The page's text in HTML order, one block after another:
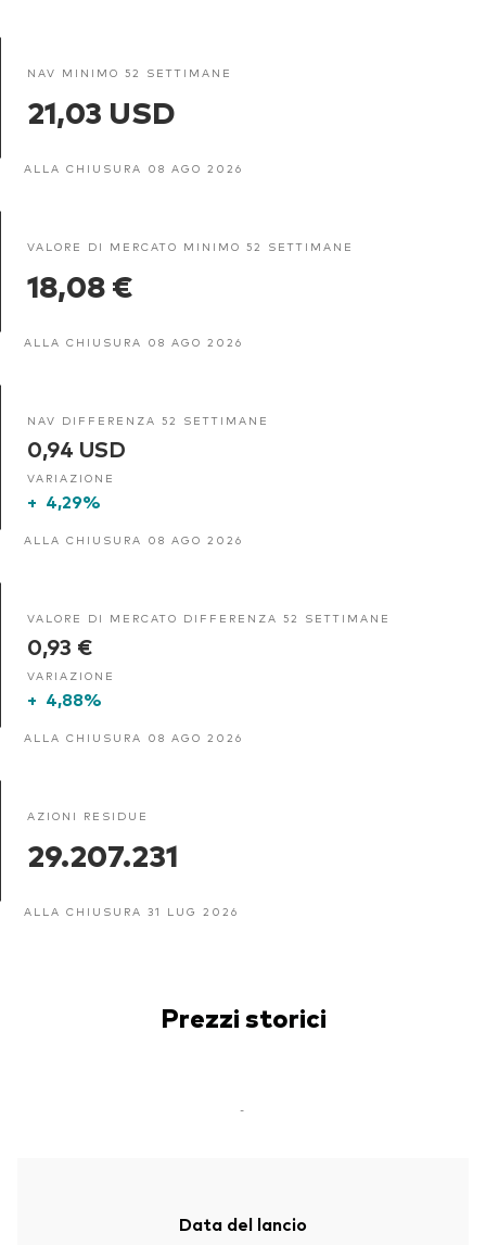
NAV MINIMO 52 SETTIMANE
21,03 USD
ALLA CHIUSURA 08 AGO 2026
VALORE DI MERCATO MINIMO 52 SETTIMANE
18,08 €
ALLA CHIUSURA 08 AGO 2026
NAV DIFFERENZA 52 SETTIMANE
0,94 USD
VARIAZIONE
+ 4,29%
ALLA CHIUSURA 08 AGO 2026
VALORE DI MERCATO DIFFERENZA 52 SETTIMANE
0,93 €
VARIAZIONE
+ 4,88%
ALLA CHIUSURA 08 AGO 2026
AZIONI RESIDUE
29.207.231
ALLA CHIUSURA 31 LUG 2026
Prezzi storici
-
Data del lancio